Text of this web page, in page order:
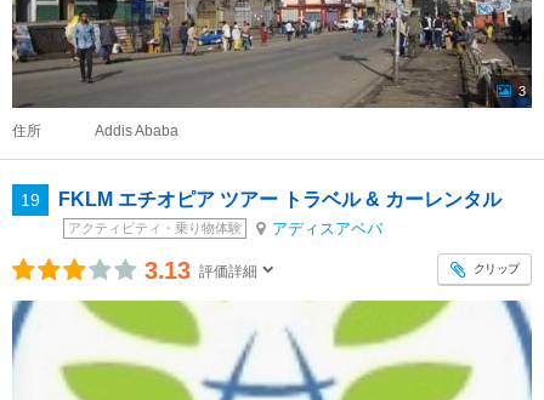
3
住所 Addis Ababa
19 FKLM エチオピア ツアー トラベル & カーレンタル
アクティビティ・乗り物体験 アディスアベバ
3.13 評価詳細 クリップ